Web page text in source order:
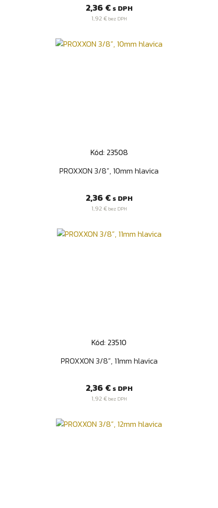
Cena
2,36 € s DPH
1,92 €bez DPH
Kód: 23508
PROXXON 3/8”, 10mm hlavica
Cena
2,36 € s DPH
1,92 €bez DPH
Kód: 23510
PROXXON 3/8”, 11mm hlavica
Cena
2,36 € s DPH
1,92 €bez DPH